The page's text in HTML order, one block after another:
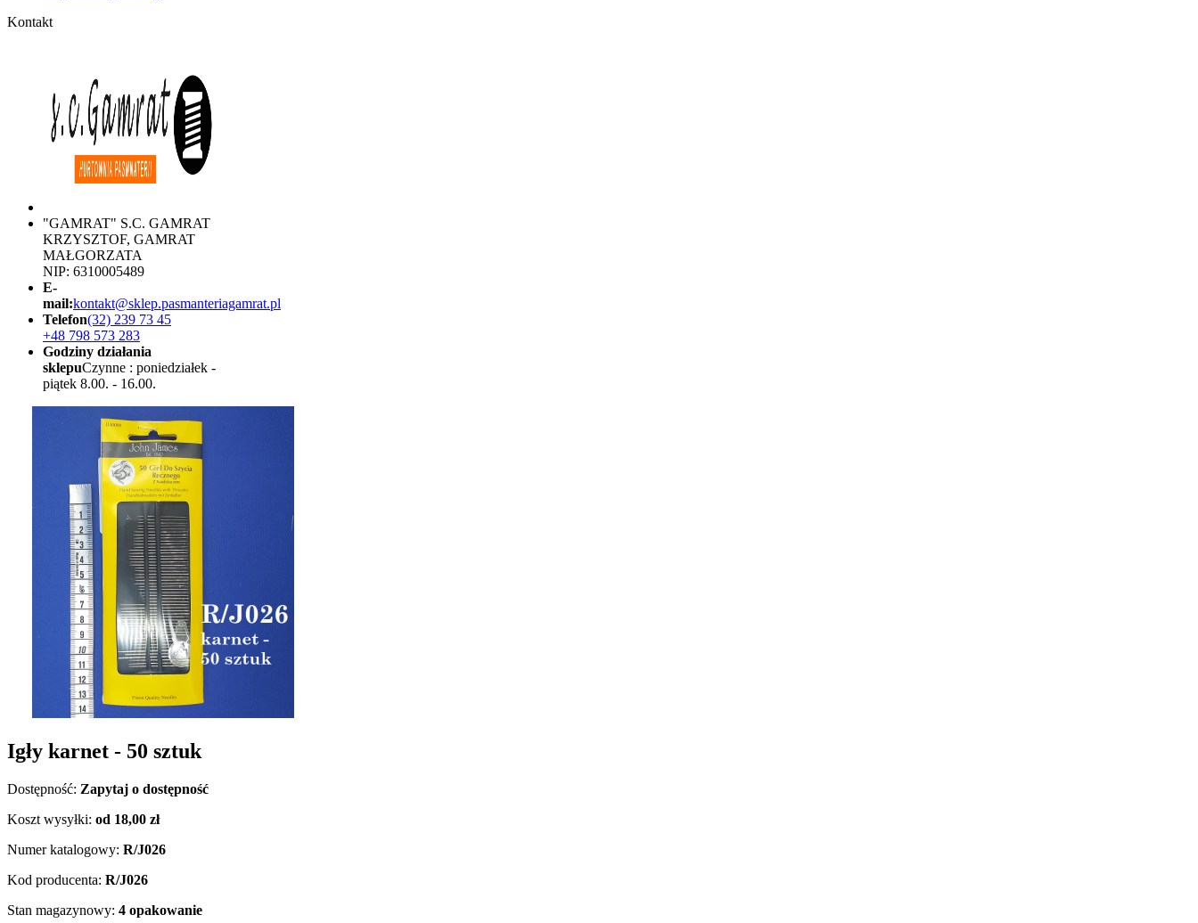
Kontakt
"GAMRAT" S.C. GAMRAT
KRZYSZTOF, GAMRAT
MAŁGORZATA
NIP: 6310005489
E-
mail:kontakt@sklep.pasmanteriagamrat.pl
Telefon(32) 239 73 45
+48 798 573 283
Godziny działania
sklepuCzynne : poniedziałek -
piątek 8.00. - 16.00.
Igły karnet - 50 sztuk
Dostępność: Zapytaj o dostępność
Koszt wysyłki: od 18,00 zł
Numer katalogowy: R/J026
Kod producenta: R/J026
Stan magazynowy: 4 opakowanie